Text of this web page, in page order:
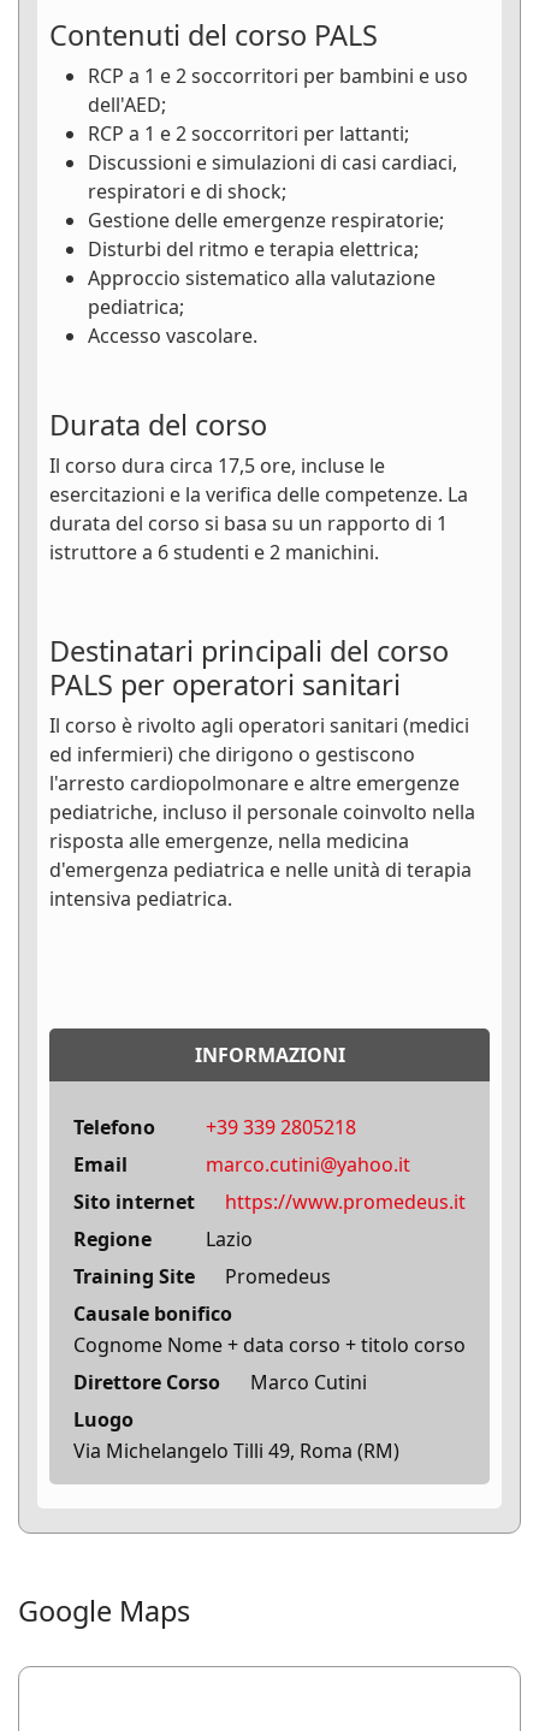
Contenuti del corso PALS
RCP a 1 e 2 soccorritori per bambini e uso
dell'AED;
RCP a 1 e 2 soccorritori per lattanti;
Discussioni e simulazioni di casi cardiaci,
respiratori e di shock;
Gestione delle emergenze respiratorie;
Disturbi del ritmo e terapia elettrica;
Approccio sistematico alla valutazione
pediatrica;
Accesso vascolare.
Durata del corso
Il corso dura circa 17,5 ore, incluse le
esercitazioni e la verifica delle competenze. La
durata del corso si basa su un rapporto di 1
istruttore a 6 studenti e 2 manichini.
Destinatari principali del corso
PALS per operatori sanitari
Il corso è rivolto agli operatori sanitari (medici
ed infermieri) che dirigono o gestiscono
l'arresto cardiopolmonare e altre emergenze
pediatriche, incluso il personale coinvolto nella
risposta alle emergenze, nella medicina
d'emergenza pediatrica e nelle unità di terapia
intensiva pediatrica.
INFORMAZIONI
Telefono
‭+39 339 2805218‬
Email
marco.cutini@yahoo.it
Sito internet
https://www.promedeus.it
Regione
Lazio
Training Site
Promedeus
Causale bonifico
Cognome Nome + data corso + titolo corso
Direttore Corso
Marco Cutini
Luogo
Via Michelangelo Tilli 49, Roma (RM)
Google Maps